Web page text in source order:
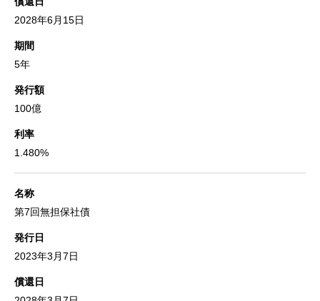
2028年6月15日
期間
5年
発行額
100億
利率
1.480%
名称
第7回無担保社債
発行日
2023年3月7日
償還日